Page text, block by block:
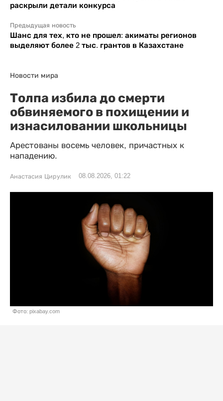
раскрыли детали конкурса
Предыдущая новость
Шанс для тех, кто не прошел: акиматы регионов
выделяют более 2 тыс. грантов в Казахстане
Новости мира
Толпа избила до смерти
обвиняемого в похищении и
изнасиловании школьницы
Арестованы восемь человек, причастных к
нападению.
Анастасия Цирулик 08.08.2026, 01:22
Фото: pixabay.com